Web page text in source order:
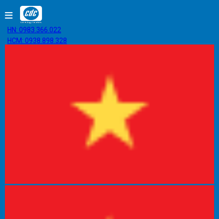
HN: 0983.366.022
HCM: 0938.898.328